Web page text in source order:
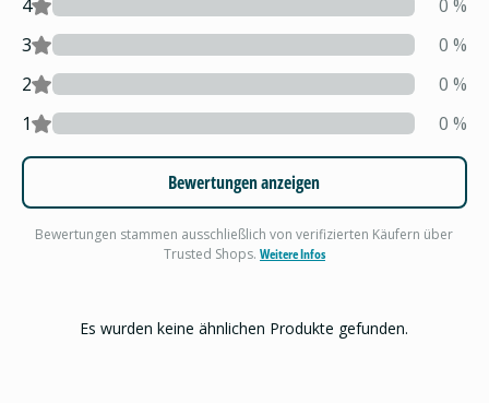
4 0 %
3
0 %
2
0 %
1
0 %
Bewertungen anzeigen
Bewertungen stammen ausschließlich von verifizierten Käufern über
Trusted Shops. Weitere Infos
Es wurden keine ähnlichen Produkte gefunden.